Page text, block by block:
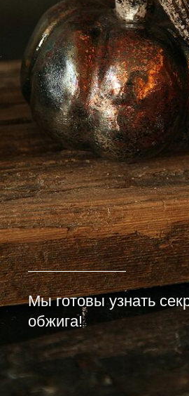
Мы готовы узнать
обжига!